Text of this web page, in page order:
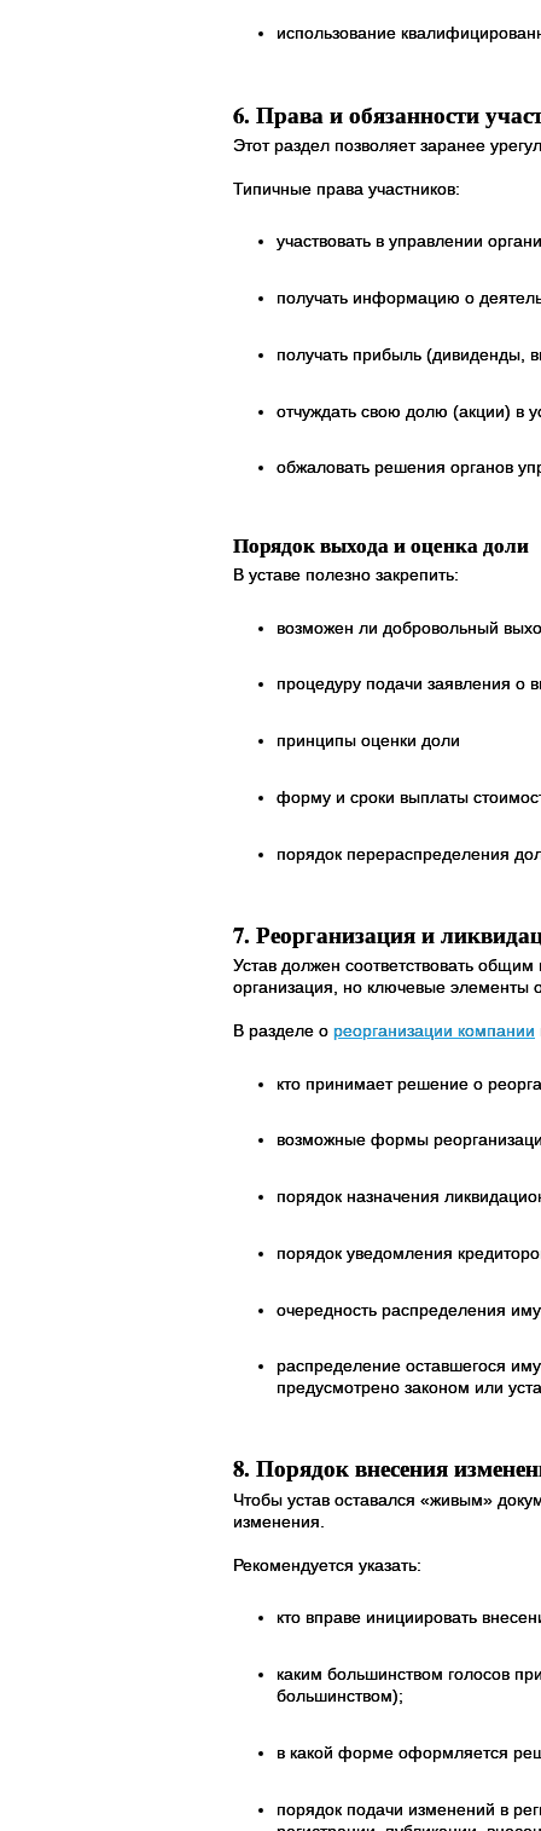
использование
6. Права и обязанности
Этот раздел позволяет заранее
Типичные права участников:
участвовать в управлении
получать информацию о
получать прибыль (дивиденды,
отчуждать свою долю (акции) в
обжаловать решения органов
Порядок выхода и оценка доли
В уставе полезно закрепить:
возможен ли добровольный
процедуру подачи заявления о
принципы оценки доли
форму и сроки выплаты
порядок перераспределения
7. Реорганизация и
Устав должен соответствовать
организация, но ключевые элементы
В разделе о реорганизации компании
кто принимает решение о
возможные формы
порядок назначения
порядок уведомления
очередность распределения
распределение оставшегося
предусмотрено законом или
8. Порядок внесения
Чтобы устав оставался «живым»
изменения.
Рекомендуется указать:
кто вправе инициировать
каким большинством голосов
большинством);
в какой форме оформляется
порядок подачи изменений в